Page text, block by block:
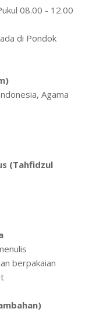
08.00 - 12.00
di Pondok
Agama
(Tahfidzul
berpakaian